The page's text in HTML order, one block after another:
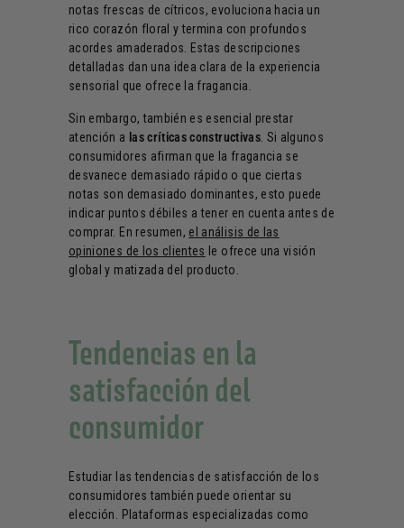
notas frescas de cítricos, evoluciona hacia un
rico corazón floral y termina con profundos
acordes amaderados. Estas descripciones
detalladas dan una idea clara de la experiencia
sensorial que ofrece la fragancia.
Sin embargo, también es esencial prestar
atención a las críticas constructivas. Si algunos
consumidores afirman que la fragancia se
desvanece demasiado rápido o que ciertas
notas son demasiado dominantes, esto puede
indicar puntos débiles a tener en cuenta antes de
comprar. En resumen, el análisis de las
opiniones de los clientes le ofrece una visión
global y matizada del producto.
Tendencias en la
satisfacción del
consumidor
Estudiar las tendencias de satisfacción de los
consumidores también puede orientar su
elección. Plataformas especializadas como